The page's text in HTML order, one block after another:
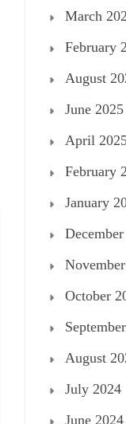
March
February
August
June 2025
April
February
January
October
August
July 2024
June 2024